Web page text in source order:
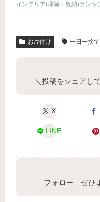
インテリア(掃除・収納)ランキ
お片付け 一日一捨て
＼投稿をシェアし
X
LINE
フォロー、ぜひ